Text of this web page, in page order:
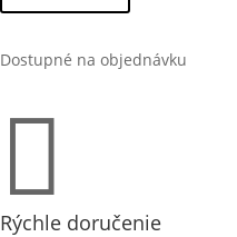
Dostupné na objednávku

Rýchle doručenie